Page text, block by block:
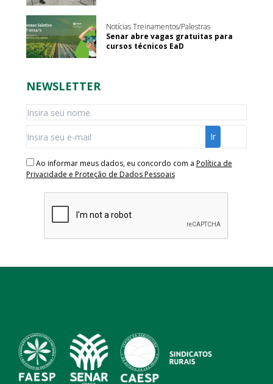
Notícias Treinamentos/Palestras
Senar abre vagas gratuitas para
cursos técnicos EaD
NEWSLETTER
Ao informar meus dados, eu concordo com a Política de
Privacidade e Proteção de Dados Pessoais